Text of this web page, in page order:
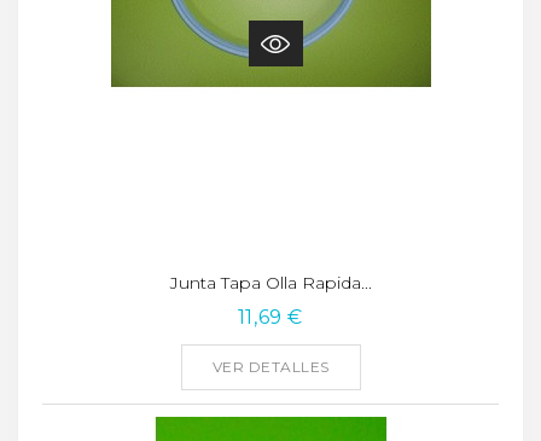
Junta Tapa Olla Rapida...
11,69 €
VER DETALLES